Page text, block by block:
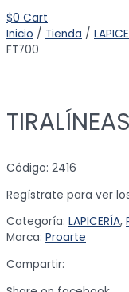
$0 Cart
Inicio / Tienda /
FT700
Código: 2416
Regístrate para ver
Categoría: LAPICERÍA,
Marca: Proarte
Compartir: